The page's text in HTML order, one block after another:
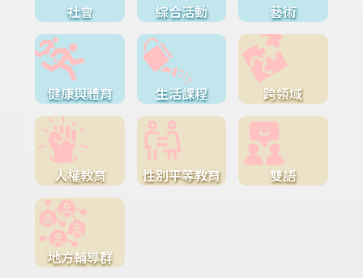
社會 綜合活動 藝術
健康與體育 生活課程 跨領域
人權教育 性別平等教育 雙語
地方輔導群